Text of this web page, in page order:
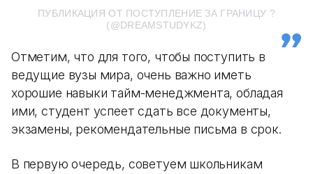
ПУБЛИКАЦИЯ ОТ ПОСТУПЛЕНИЕ ЗА ГРАНИЦУ ?
(@DREAMSTUDYKZ)
Отметим, что для того, чтобы поступить в
ведущие вузы мира, очень важно иметь
хорошие навыки тайм-менеджмента, обладая
ими, студент успеет сдать все документы,
экзамены, рекомендательные письма в срок.
В первую очередь, советуем школьникам